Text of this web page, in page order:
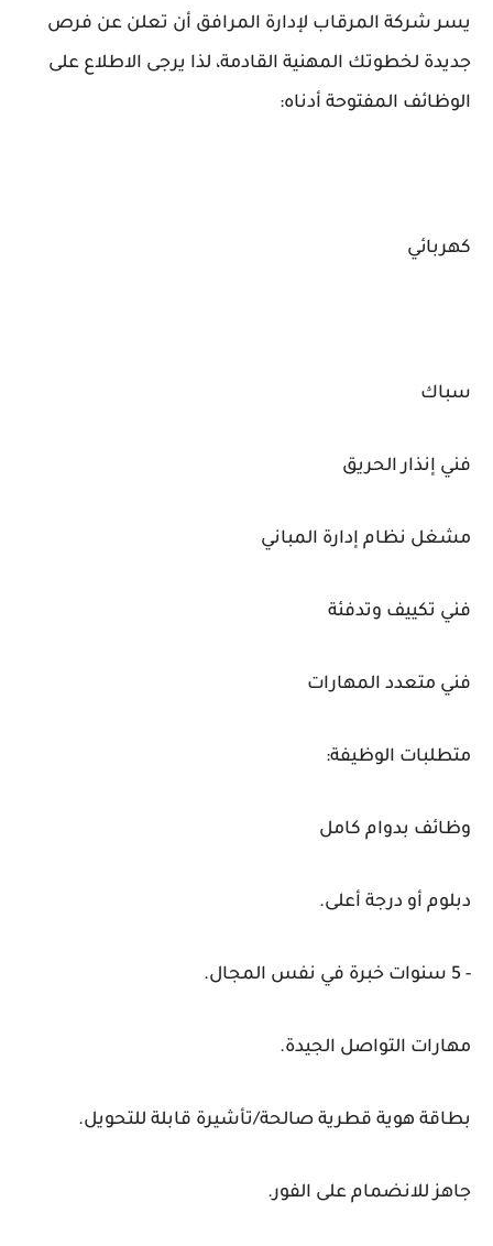
يسر شركة المرقاب لإدارة المرافق أن تعلن عن فرص
جديدة لخطوتك المهنية القادمة، لذا يرجى الاطلاع على
الوظائف المفتوحة أدناه:
كهربائي
سباك
فني إنذار الحريق
مشغل نظام إدارة المباني
فني تكييف وتدفئة
فني متعدد المهارات
متطلبات الوظيفة:
وظائف بدوام كامل
دبلوم أو درجة أعلى.
- 5 سنوات خبرة في نفس المجال.
مهارات التواصل الجيدة.
بطاقة هوية قطرية صالحة/تأشيرة قابلة للتحويل.
جاهز للانضمام على الفور.